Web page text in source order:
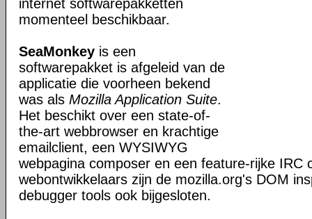
internet softwarepakketten
momenteel beschikbaar.
SeaMonkey is een
softwarepakket is afgeleid van de
applicatie die voorheen bekend
was als Mozilla Application Suite.
Het beschikt over een state-of-
the-art webbrowser en krachtige
emailclient, een WYSIWYG
webpagina composer en een feature-rijke IRC
webontwikkelaars zijn de mozilla.org's DOM
debugger tools ook bijgesloten.